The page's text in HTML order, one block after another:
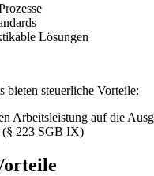
Lösungen
bieten steuerliche Vorteile:
Arbeitsleistung auf die
(§ 223 SGB IX)